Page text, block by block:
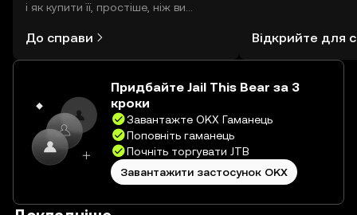
і як купити її, простіше, ніж ви
за допомогою застосунку OKX для
мобільних пристроїв або
До справи
використовуючи
самостійним
Відкрийте для
Придбайте Jail This Bear за 3
кроки
Завантажте OKX Гаманець
Поповніть гаманець
Почніть торгувати JTB
Завантажити застосунок OKX